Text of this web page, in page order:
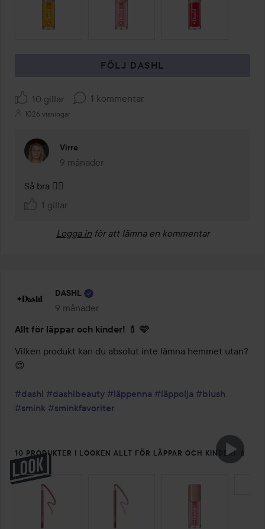
FÖLJ DASHL
10 gillar 1 kommentar
1026 visningar
Virre
9 månader
Kommentaren lades 9 månader
Så bra 👌🏻
1 gillar
Logga in för att lämna en kommentar
DASHL
9 månader
Inlägget skapades 9 månader
Allt för läppar och kinder! 💄 🩷
Vilken produkt kan du absolut inte lämna hemmet utan?
😍
#dashl #dashlbeauty #läppenna #läppolja #blush
#smink #sminkfavoriter
10 PRODUKTER I LOOKEN ALLT FÖR LÄPPAR OCH KINDER! 💄
🩷
HOPPA ÖVER SEKTIONEN